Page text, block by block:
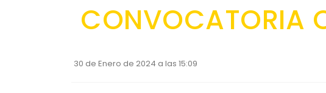
CONVOCATORIA
30 de Enero de 2024 a las 15:09